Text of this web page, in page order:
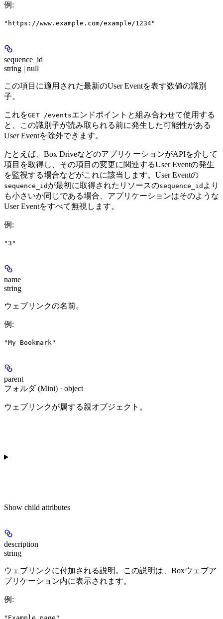
例 :
"https://www.example.com/example/1234"
sequence_id
string | null
この項目に適用された最新のUser Eventを表す数値の識別
子。
これをGET /eventsエンドポイントと組み合わせて使用する
と、この識別子が読み取られる前に発生した可能性がある
User Eventを除外できます。
たとえば、Box DriveなどのアプリケーションがAPIを介して
項目を取得し、その項目の変更に関連するUser Eventの発生
を監視する場合などがこれに該当します。User Eventの
sequence_id が最初に取得されたリソースのsequence_id より
も小さいか同じである場合、アプリケーションはそのような
User Eventをすべて無視します。
例 :
"3"
name
string
ウェブリンクの名前。
例 :
"My Bookmark"
parent
フォルダ (Mini) · object
ウェブリンクが属する親オブジェクト。
Show child attributes
description
string
ウェブリンクに付加される説明。この説明は、Boxウェブア
プリケーション内に表示されます。
例 :